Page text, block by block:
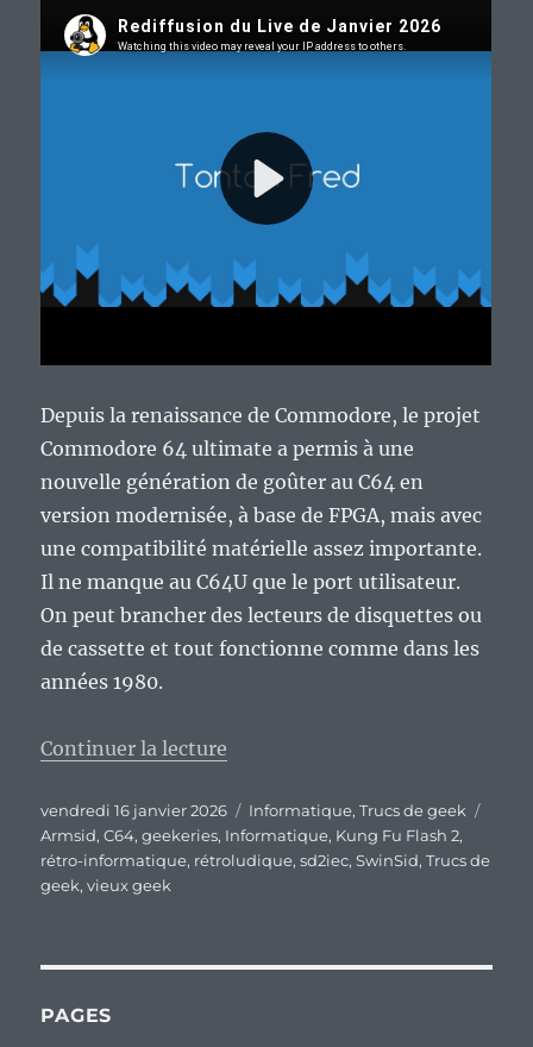
Depuis la renaissance de Commodore, le projet
Commodore 64 ultimate a permis à une
nouvelle génération de goûter au C64 en
version modernisée, à base de FPGA, mais avec
une compatibilité matérielle assez importante.
Il ne manque au C64U que le port utilisateur.
On peut brancher des lecteurs de disquettes ou
de cassette et tout fonctionne comme dans les
années 1980.
Continuer la lecture
Publié
le
vendredi 16 janvier 2026 Catégories
Informatique,Trucs de geek
Armsid,C64,geekeries, Informatique, Kung Fu Flash 2,
rétro-informatique, rétroludique,sd2iec,SwinSid,Trucs de
geek,vieux geek
PAGES